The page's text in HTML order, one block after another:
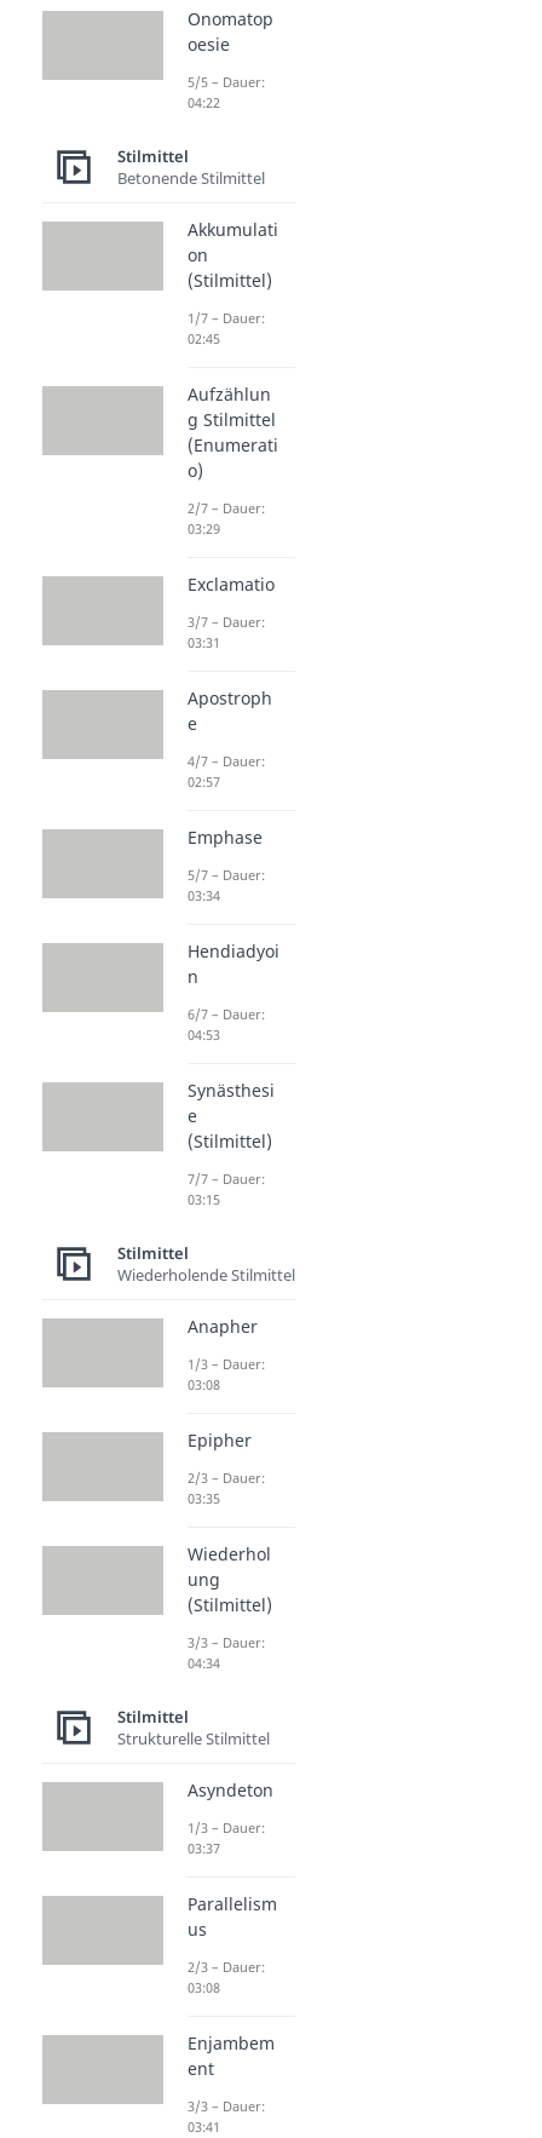
Onomatop
oesie
5/5 – Dauer:
04:22
Stilmittel
Betonende Stilmittel
Akkumulati
on
(Stilmittel)
1/7 – Dauer:
02:45
Aufzählun
g Stilmittel
(Enumerati
o)
2/7 – Dauer:
03:29
Exclamatio
3/7 – Dauer:
03:31
Apostroph
e
4/7 – Dauer:
02:57
Emphase
5/7 – Dauer:
03:34
Hendiadyoi
n
6/7 – Dauer:
04:53
Synästhesi
e
(Stilmittel)
7/7 – Dauer:
03:15
Stilmittel
Wiederholende Stilmittel
Anapher
1/3 – Dauer:
03:08
Epipher
2/3 – Dauer:
03:35
Wiederhol
ung
(Stilmittel)
3/3 – Dauer:
04:34
Stilmittel
Strukturelle Stilmittel
Asyndeton
1/3 – Dauer:
03:37
Parallelism
us
2/3 – Dauer:
03:08
Enjambem
ent
3/3 – Dauer:
03:41